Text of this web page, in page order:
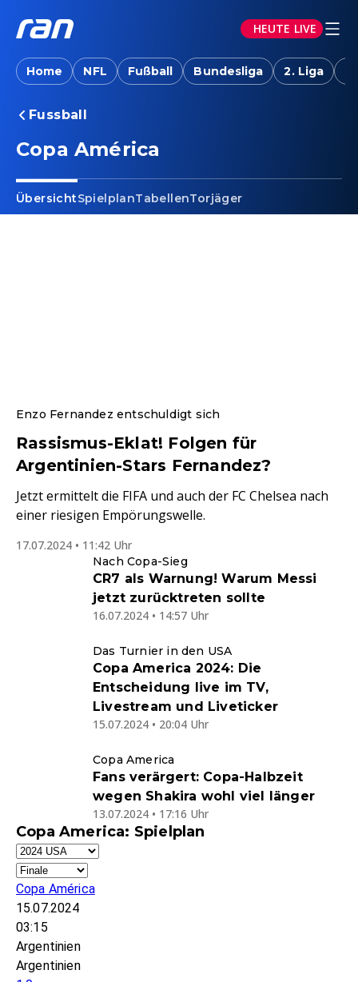
HEUTE LIVE
Home NFL Fußball Bundesliga 2. Liga
Fussball
Copa América
ÜbersichtSpielplanTabellenTorjäger
Enzo Fernandez entschuldigt sich
Rassismus-Eklat! Folgen für
Argentinien-Stars Fernandez?
Jetzt ermittelt die FIFA und auch der FC Chelsea nach
einer riesigen Empörungswelle.
17.07.2024 • 11:42 Uhr
Nach Copa-Sieg
CR7 als Warnung! Warum Messi
jetzt zurücktreten sollte
16.07.2024 • 14:57 Uhr
Das Turnier in den USA
Copa America 2024: Die
Entscheidung live im TV,
Livestream und Liveticker
15.07.2024 • 20:04 Uhr
Copa America
Fans verärgert: Copa-Halbzeit
wegen Shakira wohl viel länger
13.07.2024 • 17:16 Uhr
Copa America: Spielplan
Copa América
15.07.2024
03:15
Argentinien
Argentinien